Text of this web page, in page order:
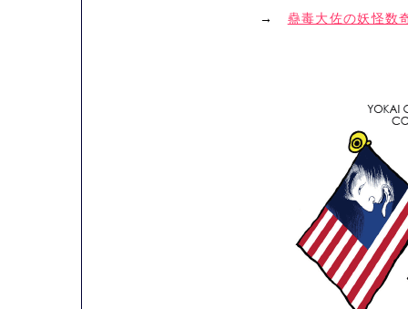
→ 蠱毒大佐の妖怪数